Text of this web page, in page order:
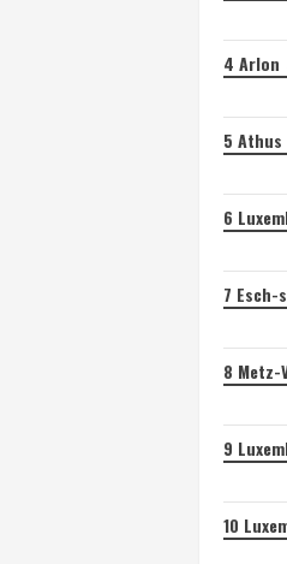
4 Arlon
5
6
7
8
9
10